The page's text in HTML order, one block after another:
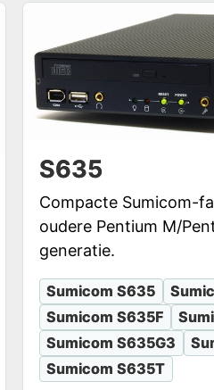
S635
Compacte Sumicom-
oudere Pentium M/
generatie.
Sumicom S635
Sumicom S635F
Sumicom S635G3
Sumicom S635T